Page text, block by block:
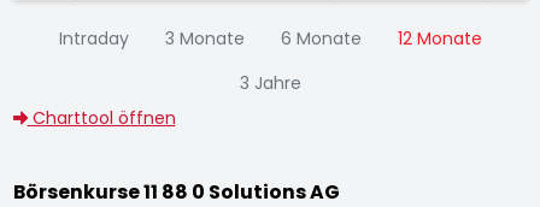
Intraday 3 Monate 6 Monate
12 Monate
3 Jahre
Charttool öffnen
Börsenkurse 11 88 0 Solutions AG